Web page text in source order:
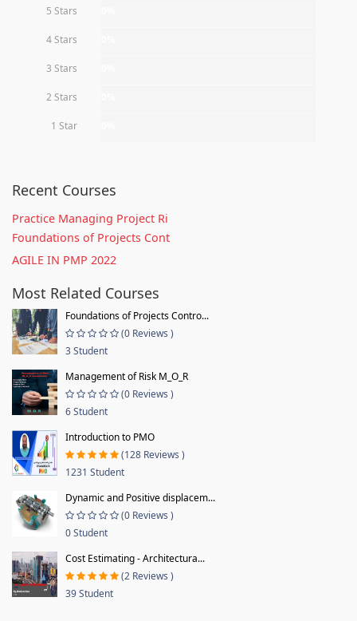
5 Stars
4 Stars
3 Stars
2 Stars
1 Star
Recent Courses
Practice Managing Project Ri
Foundations of Projects Cont
AGILE IN PMP 2022
Most Related Courses
Foundations of Projects Contro...
(0 Reviews )
3 Student
Management of Risk M_O_R
(0 Reviews )
6 Student
Introduction to PMO
(128 Reviews )
1231 Student
Dynamic and Positive displacem...
(0 Reviews )
0 Student
Cost Estimating - Architectura...
(2 Reviews )
39 Student